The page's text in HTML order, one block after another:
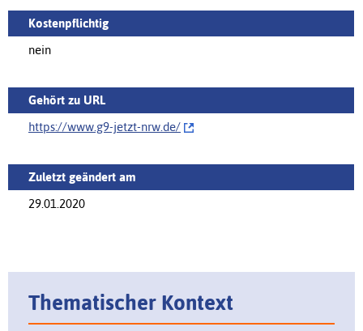
Kostenpflichtig
nein
Gehört zu URL
https://www.g9-jetzt-nrw.de/‌
Zuletzt geändert am
29.01.2020
Thematischer Kontext